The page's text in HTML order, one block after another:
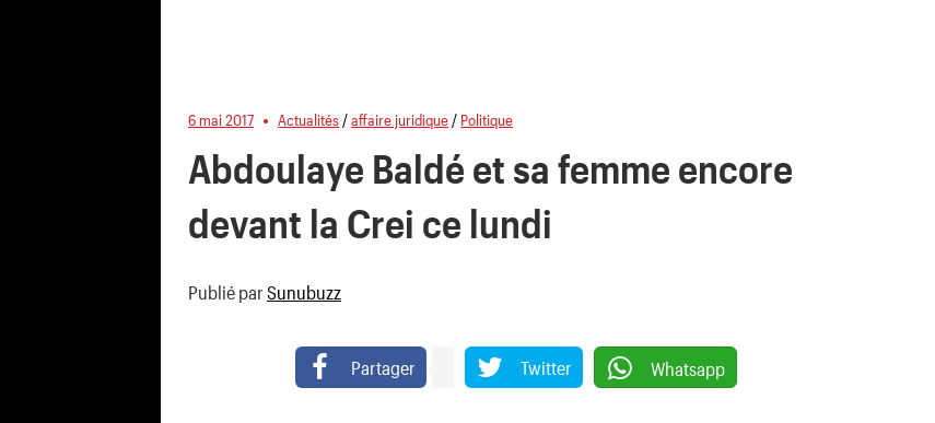
6 mai 2017 Actualités /affaire juridique / Politique
Abdoulaye Baldé et sa femme encore
devant la Crei ce lundi
Publié par Sunubuzz
Partager Twitter Whatsapp